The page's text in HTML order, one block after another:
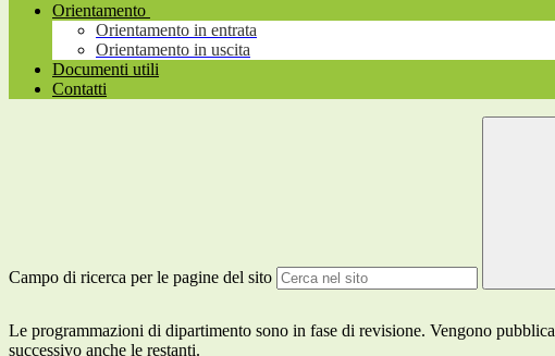
Orientamento
Orientamento in entrata
Orientamento in uscita
Documenti utili
Contatti
Campo di ricerca per le pagine del sito
Le programmazioni di dipartimento sono in fase di revisione. Vengono
successivo anche le restanti.